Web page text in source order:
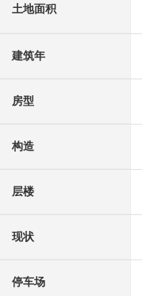
土地面积
建筑年
房型
构造
层楼
现状
停车场